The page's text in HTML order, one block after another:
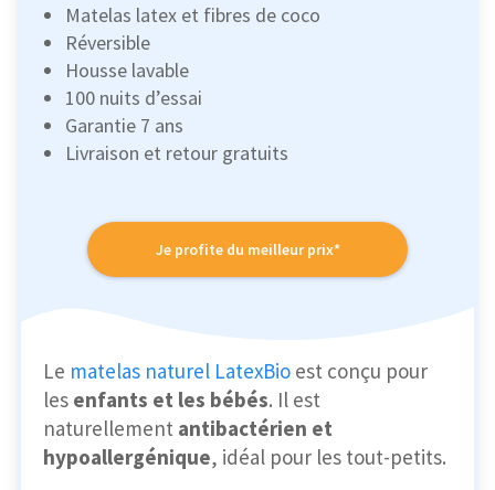
Matelas latex et fibres de coco
Réversible
Housse lavable
100 nuits d’essai
Garantie 7 ans
Livraison et retour gratuits
Je profite du meilleur prix*
Le matelas naturel LatexBio est conçu pour
les enfants et les bébés. Il est
naturellement antibactérien et
hypoallergénique, idéal pour les tout-petits.